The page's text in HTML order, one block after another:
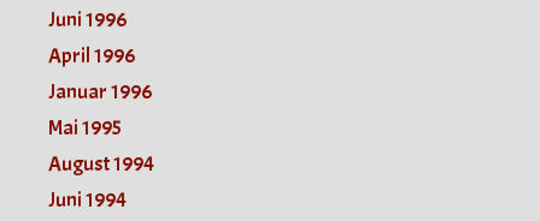
Juni 1996
April 1996
Januar 1996
Mai 1995
August 1994
Juni 1994